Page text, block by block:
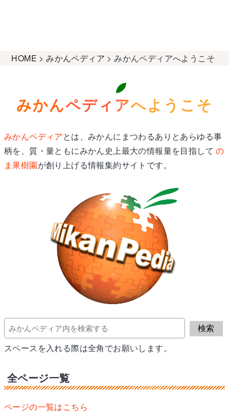
HOME >みかんペディア >みかんペディアへようこそ
みかんペディアへようこそ
みかんペディアとは、みかんにまつわるありとあらゆる事
柄を、質・量ともにみかん史上最大の情報量を目指しての
ま果樹園が創り上げる情報集約サイトです。
スペースを入れる際は全角でお願いします。
全ページ一覧
ページの一覧はこちら